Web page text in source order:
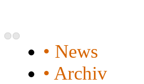
• News
• Archiv